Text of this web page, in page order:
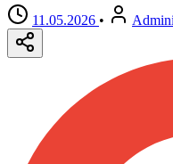
11.05.2026 •